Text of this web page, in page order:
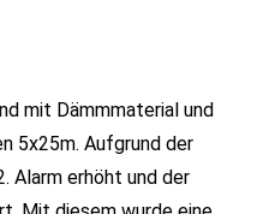
mit Dämmmaterial und
5x25m. Aufgrund der
Alarm erhöht und der